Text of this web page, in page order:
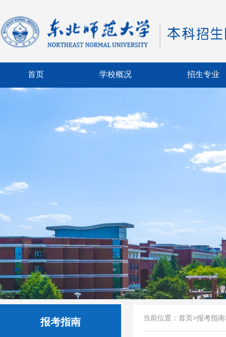
首页 学校概况 招生专业
报考指南 当前位置： 首页>报考指南